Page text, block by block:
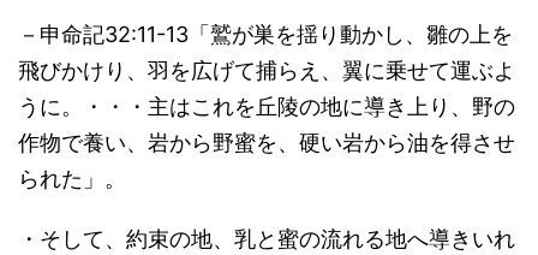
－申命記32:11-13「鷲が巣を揺り動かし、雛の上を
飛びかけり、羽を広げて捕らえ、翼に乗せて運ぶよ
うに。・・・主はこれを丘陵の地に導き上り、野の
作物で養い、岩から野蜜を、硬い岩から油を得させ
られた」。
・そして、約束の地、乳と蜜の流れる地へ導きいれ